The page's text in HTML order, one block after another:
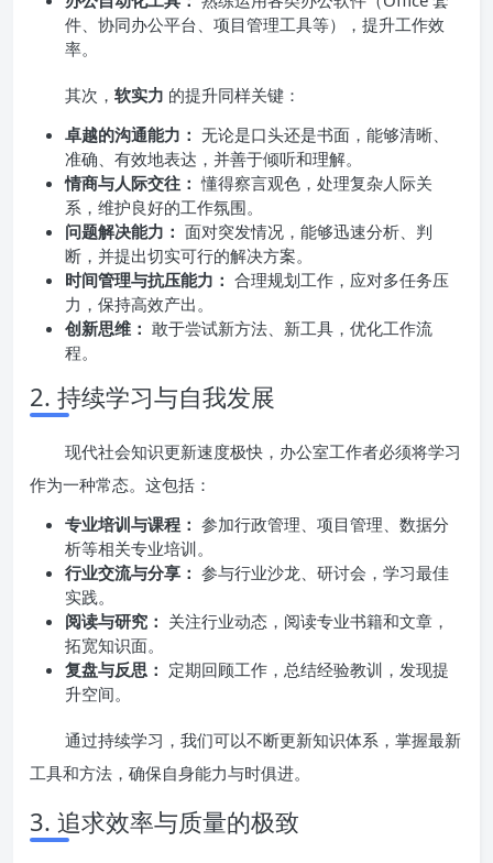
件、协同办公平台、项目管理工具等），提升工作效
率。
其次， 软实力 的提升同样关键：
卓越的沟通能力： 无论是口头还是书面，能够清晰、
准确、有效地表达，并善于倾听和理解。
情商与人际交往： 懂得察言观色，处理复杂人际关
系，维护良好的工作氛围。
问题解决能力： 面对突发情况，能够迅速分析、判
断，并提出切实可行的解决方案。
时间管理与抗压能力： 合理规划工作，应对多任务压
力，保持高效产出。
创新思维： 敢于尝试新方法、新工具，优化工作流
程。
2. 持续学习与自我发展
现代社会知识更新速度极快，办公室工作者必须将学习
作为一种常态。这包括：
专业培训与课程： 参加行政管理、项目管理、数据分
析等相关专业培训。
行业交流与分享： 参与行业沙龙、研讨会，学习最佳
实践。
阅读与研究： 关注行业动态，阅读专业书籍和文章，
拓宽知识面。
复盘与反思： 定期回顾工作，总结经验教训，发现提
升空间。
通过持续学习，我们可以不断更新知识体系，掌握最新
工具和方法，确保自身能力与时俱进。
3. 追求效率与质量的极致